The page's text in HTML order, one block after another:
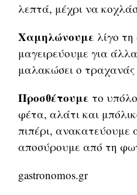
λεπτά, μέχρι να
Χαμηλώνουμε λίγο
μαγειρεύουμε για
μαλακώσει ο τραχανάς
Προσθέτουμε το
φέτα, αλάτι και
πιπέρι, ανακατεύουμε
αποσύρουμε από τη
gastronomos.gr